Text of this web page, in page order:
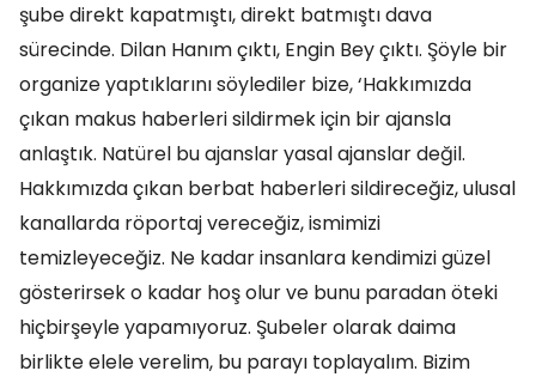
şube direkt kapatmıştı, direkt batmıştı dava
sürecinde. Dilan Hanım çıktı, Engin Bey çıktı. Şöyle bir
organize yaptıklarını söylediler bize, ‘Hakkımızda
çıkan makus haberleri sildirmek için bir ajansla
anlaştık. Natürel bu ajanslar yasal ajanslar değil.
Hakkımızda çıkan berbat haberleri sildireceğiz, ulusal
kanallarda röportaj vereceğiz, ismimizi
temizleyeceğiz. Ne kadar insanlara kendimizi güzel
gösterirsek o kadar hoş olur ve bunu paradan öteki
hiçbirşeyle yapamıyoruz. Şubeler olarak daima
birlikte elele verelim, bu parayı toplayalım. Bizim